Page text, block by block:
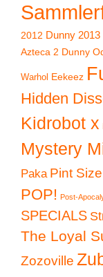
2012 Dunny 2013
Azteca 2 Dunny
Warhol Eekeez
Hidden
Kidrobot x
Mystery
Paka Pint
POP! Post-
SPECIALS
The Loyal
Zozoville